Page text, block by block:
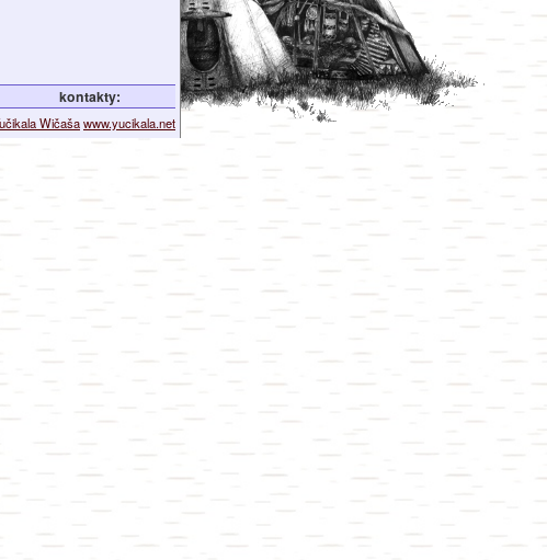
kontakty:
Wičašawww.yucikala.net